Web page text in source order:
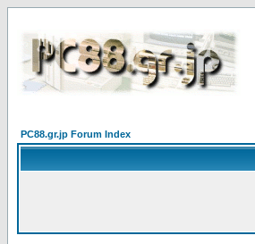
PC88.gr.jp Forum Index